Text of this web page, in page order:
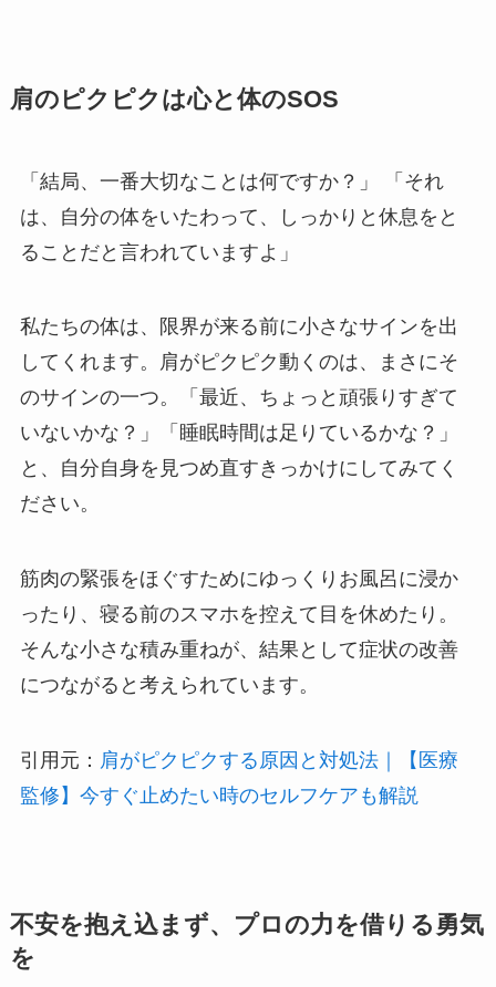
肩のピクピクは心と体のSOS
「結局、一番大切なことは何ですか？」 「それ
は、自分の体をいたわって、しっかりと休息をと
ることだと言われていますよ」
私たちの体は、限界が来る前に小さなサインを出
してくれます。肩がピクピク動くのは、まさにそ
のサインの一つ。「最近、ちょっと頑張りすぎて
いないかな？」「睡眠時間は足りているかな？」
と、自分自身を見つめ直すきっかけにしてみてく
ださい。
筋肉の緊張をほぐすためにゆっくりお風呂に浸か
ったり、寝る前のスマホを控えて目を休めたり。
そんな小さな積み重ねが、結果として症状の改善
につながると考えられています。
引用元： 肩がピクピクする原因と対処法｜【医療
監修】今すぐ止めたい時のセルフケアも解説
不安を抱え込まず、プロの力を借りる勇気
を